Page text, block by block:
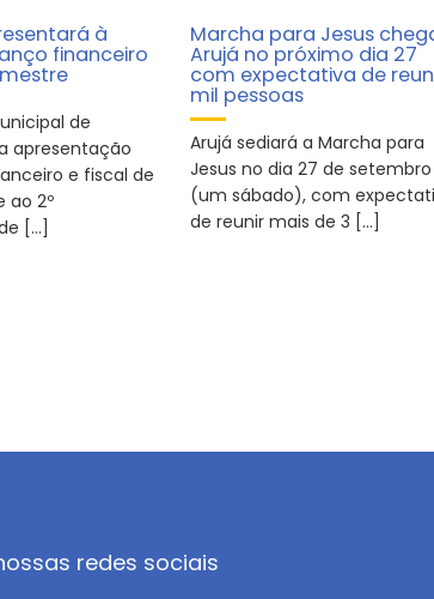
à
financeiro
de
apresentação
e fiscal de
ao 2º
[…]
Marcha para Jesus
Arujá no próximo dia 27
com expectativa de
mil pessoas
Arujá sediará a Marcha para
Jesus no dia 27 de setembro
(um sábado), com
de reunir mais de 3 […]
redes sociais